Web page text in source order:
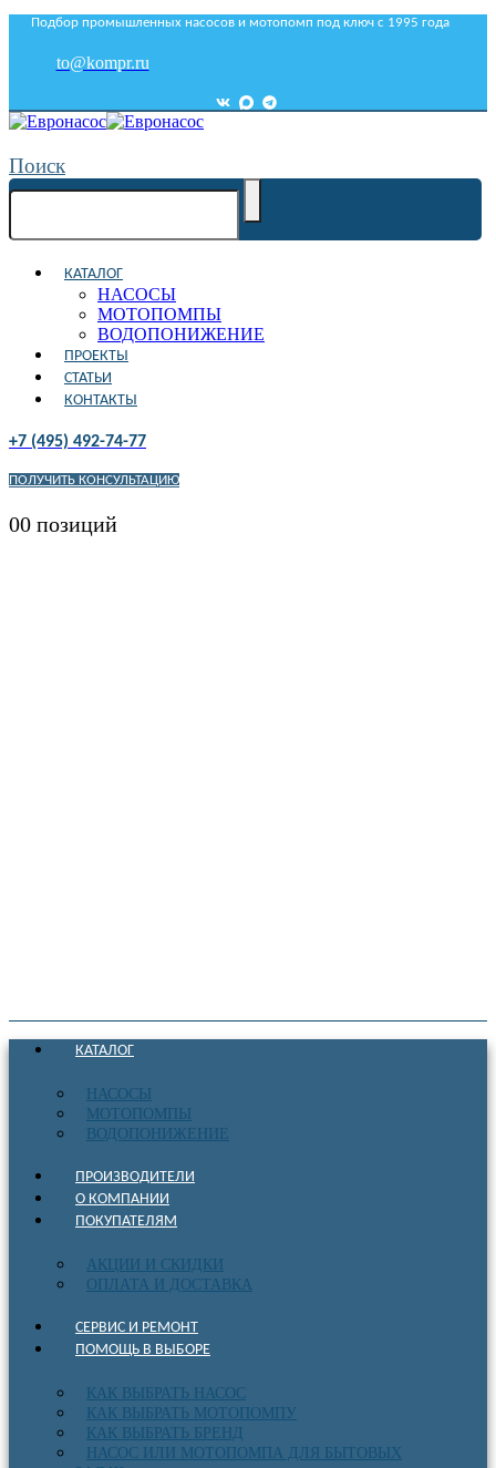
Подбор промышленных насосов и мотопомп под ключ с 1995 года
to@kompr.ru
Поиск
КАТАЛОГ
НАСОСЫ
МОТОПОМПЫ
ВОДОПОНИЖЕНИЕ
ПРОЕКТЫ
СТАТЬИ
КОНТАКТЫ
+7 (495) 492-74-77
ПОЛУЧИТЬ КОНСУЛЬТАЦИЮ
00 позиций
КАТАЛОГ
НАСОСЫ
МОТОПОМПЫ
ВОДОПОНИЖЕНИЕ
ПРОИЗВОДИТЕЛИ
О КОМПАНИИ
ПОКУПАТЕЛЯМ
АКЦИИ И СКИДКИ
ОПЛАТА И ДОСТАВКА
СЕРВИС И РЕМОНТ
ПОМОЩЬ В ВЫБОРЕ
КАК ВЫБРАТЬ НАСОС
КАК ВЫБРАТЬ МОТОПОМПУ
КАК ВЫБРАТЬ БРЕНД
НАСОС ИЛИ МОТОПОМПА ДЛЯ БЫТОВЫХ